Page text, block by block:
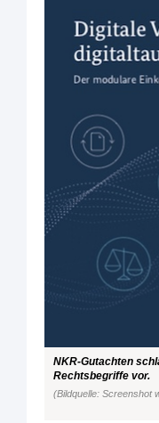
NKR-Gutachten
Rechtsbegriffe vor.
(Bildquelle: Screenshot